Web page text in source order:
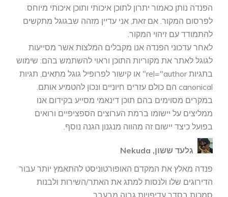
הפנדה נותן כאמור יתרון לתוכן איכותי ותוכן איכותי מיוחס
לפרסום המקור. אם זאת, אני עדיין מזהה שבגוגל מתקשים
להתמודד עם זיהוי המקור.
לאחר עדכוני הפנדה אנו מקבלים המלצות אשר מסייעות
לגוגל לאתר את מקוריות התוכן וראוי להשתמש בהם: שימוש
בתגיות rel="author" או קישור לפרופיל גוגל מתאים, תגיות
canonical הם כולם עזרים חיוניים ונכון להטמיע אותם.
במקרים מסוימים בהם תוכן דינאמי מסייע בקידום אנו
ממליצים על יישומו ברמת הערוצים הספציפיים ורואים
בפועל כיצד יישום זה מהווה מנגנון הגנה נוסף.
גלעד ששון, Nekuda
פנדה מאלץ את המקדם האופורטוניסט להתאמץ יותר עבור
הדירוגים שלו ולנסות למתג את האתר/השירות ולבנות
סמכות בסדר עדיפויות גבוה מבעבר.